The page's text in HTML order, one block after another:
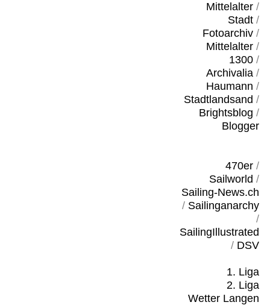
Mittelalter/
Stadt/
Fotoarchiv/
Mittelalter/
1300/
Archivalia/
Haumann /
Stadtlandsand /
Brightsblog /
Blogger
470er/
Sailworld /
Sailing-News.ch
/ Sailinganarchy
/
SailingIllustrated
/ DSV
1. Liga
2. Liga
Wetter Langen